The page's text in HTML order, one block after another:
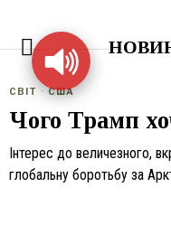
СВІТ · США
Чого Трамп
Інтерес до величезного,
глобальну боротьбу за